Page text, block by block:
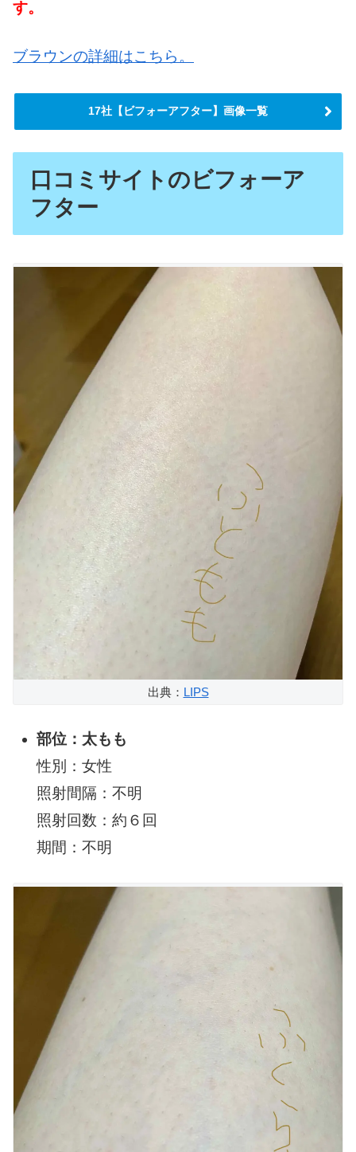
す。
ブラウンの詳細はこちら。
17社【ビフォーアフター】画像一覧
口コミサイトのビフォーア
フター
出典： LIPS
部位：太もも
性別：女性
照射間隔：不明
照射回数：約６回
期間：不明